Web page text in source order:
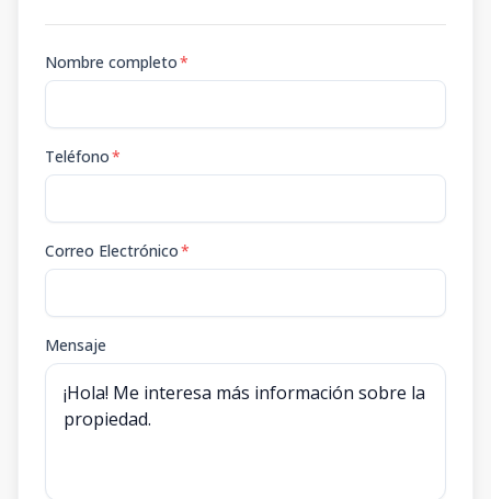
Nombre completo*
Teléfono*
Correo Electrónico*
Mensaje